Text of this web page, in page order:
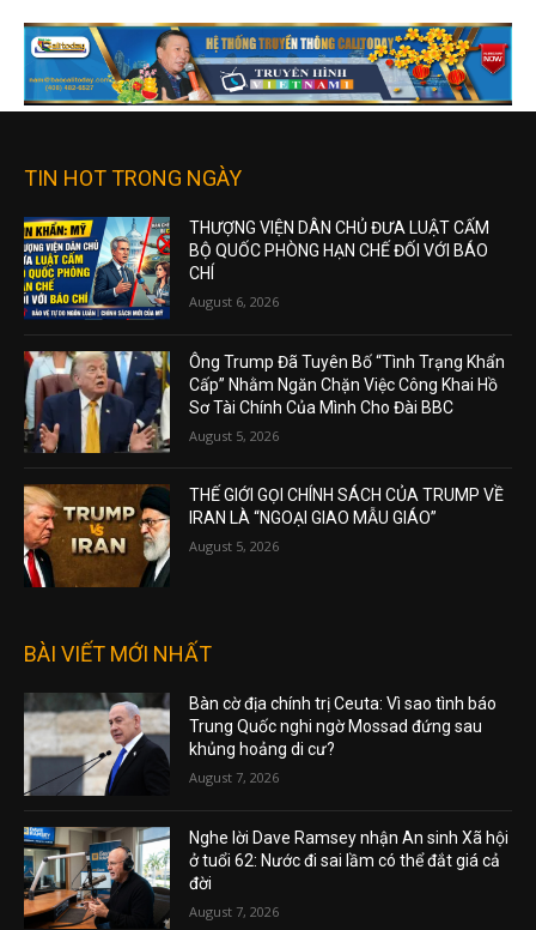
TIN HOT TRONG NGÀY
THƯỢNG VIỆN DÂN CHỦ ĐƯA LUẬT CẤM
BỘ QUỐC PHÒNG HẠN CHẾ ĐỐI VỚI BÁO
CHÍ
August 6, 2026
Ông Trump Đã Tuyên Bố “Tình Trạng Khẩn
Cấp” Nhằm Ngăn Chặn Việc Công Khai Hồ
Sơ Tài Chính Của Mình Cho Đài BBC
August 5, 2026
THẾ GIỚI GỌI CHÍNH SÁCH CỦA TRUMP VỀ
IRAN LÀ “NGOẠI GIAO MẪU GIÁO”
August 5, 2026
BÀI VIẾT MỚI NHẤT
Bàn cờ địa chính trị Ceuta: Vì sao tình báo
Trung Quốc nghi ngờ Mossad đứng sau
khủng hoảng di cư?
August 7, 2026
Nghe lời Dave Ramsey nhận An sinh Xã hội
ở tuổi 62: Nước đi sai lầm có thể đắt giá cả
đời
August 7, 2026